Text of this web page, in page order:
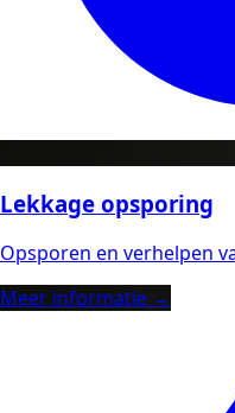
Lekkage opsporing
Opsporen en verhelpen
Meer informatie →